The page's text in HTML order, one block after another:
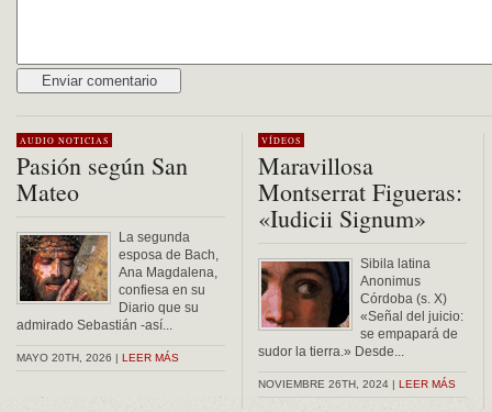
AUDIO NOTICIAS
Pasión según San
Mateo
La segunda
esposa de Bach,
Ana Magdalena,
confiesa en su
Diario que su
admirado Sebastián -así...
MAYO 20TH, 2026 | LEER MÁS
VÍDEOS
Maravillosa
Montserrat Figueras:
«Iudicii Signum»
Sibila latina
Anonimus
Córdoba (s. X)
«Señal del juicio:
se empapará de
sudor la tierra.» Desde...
NOVIEMBRE 26TH, 2024 | LEER MÁS